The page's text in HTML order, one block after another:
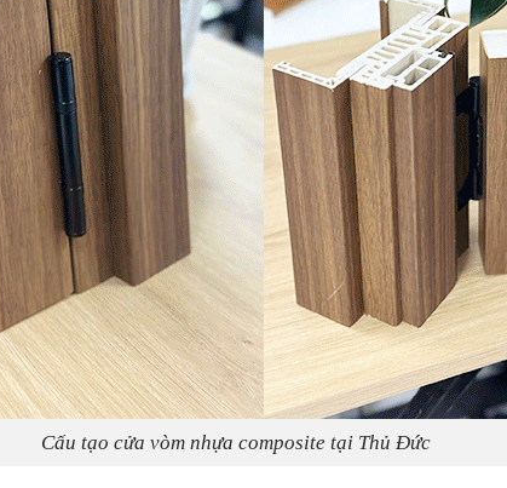
Cấu tạo cửa vòm nhựa composite tại Thủ Đức